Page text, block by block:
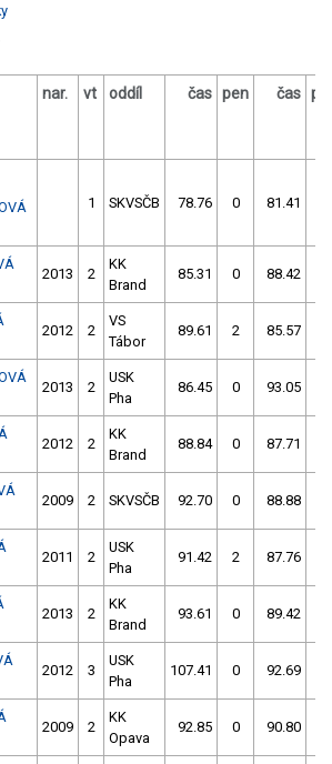
nar. vt oddíl čas pen čas
1 SKVSČB 78.76 0 81.41
2013 2
KK
Brand
85.31 0 88.42
2012 2
VS
Tábor
89.61 2 85.57
2013 2
USK
Pha
86.45 0 93.05
2012 2
KK
Brand
88.84 0 87.71
2009 2 SKVSČB 92.70 0 88.88
2011 2
USK
Pha
91.42 2 87.76
2013 2
KK
Brand
93.61 0 89.42
2012 3
USK
Pha
107.41 0 92.69
2009 2
KK
Opava
92.85 0 90.80